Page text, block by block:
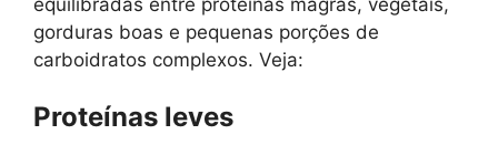
gorduras boas e pequenas porções de
carboidratos complexos. Veja:
Proteínas leves